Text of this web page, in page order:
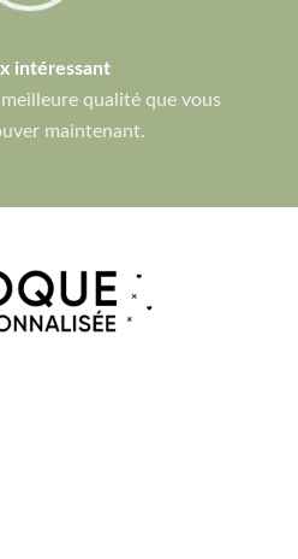
intéressant
qualité que vous
maintenant.